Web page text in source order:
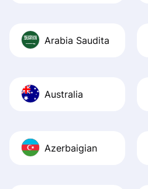
Arabia Saudita
Australia
Azerbaigian